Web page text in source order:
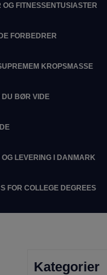
FITNESSENTUSIASTER
FORBEDRER
KROPSMASSE
DU BØR VIDE
LEVERING I DANMARK
FOR COLLEGE DEGREES
Kategorier